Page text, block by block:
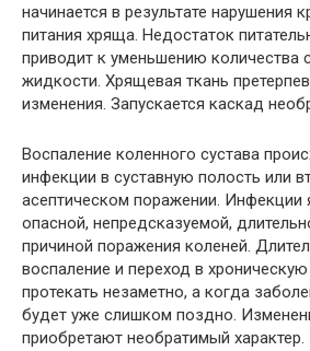
начинается в результате нарушения
питания хряща. Недостаток
приводит к уменьшению количества
жидкости. Хрящевая ткань
изменения. Запускается каскад
Воспаление коленного сустава
инфекции в суставную полость или
асептическом поражении. Инфекции
опасной, непредсказуемой,
причиной поражения коленей.
воспаление и переход в
протекать незаметно, а когда
будет уже слишком поздно.
приобретают необратимый характер.